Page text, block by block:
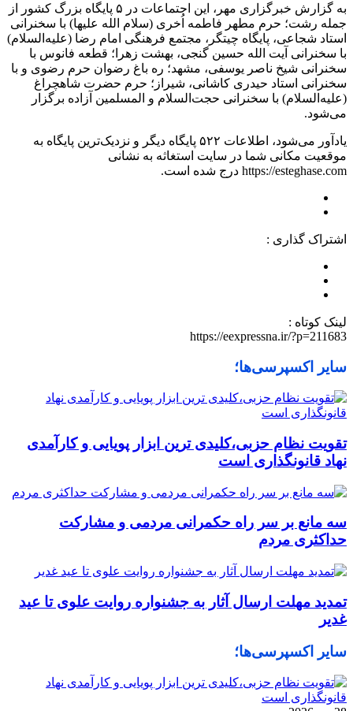
به گزارش خبرگزاری مهر، این اجتماعات در ۵ پایگاه بزرگ کشور از
جمله رشت؛ حرم مطهر فاطمه اُخری (سلام الله علیها) با سخنرانی
استاد شجاعی، پایگاه چیتگر، مجتمع فرهنگی امام رضا (علیه‌السلام)
با سخنرانی آیت الله حسین گنجی، بهشت زهرا؛ قطعه فانوس با
سخنرانی شیخ ناصر یوسفی، مشهد؛ ره باغ رضوان حرم رضوی و با
سخنرانی استاد حیدری کاشانی، شیراز؛ حرم حضرت شاهچراغ
(علیه‌السلام) با سخنرانی حجت‌السلام و المسلمین آزاده برگزار
می‌شود.
یادآور می‌شود، اطلاعات ۵۲۲ پایگاه دیگر و نزدیک‌ترین پایگاه به
موقعیت مکانی شما در سایت استغاثه به نشانی
https://esteghase.com درج شده است.
اشتراک گذاری :
لینک کوتاه :
https://eexpressna.ir/?p=211683
سایر اکسپرسی‌ها؛
تقویت نظام حزبی،کلیدی ترین ابزار پویایی و کارآمدی
نهاد قانونگذاری است
سه مانع بر سر راه حکمرانی مردمی و مشارکت
حداکثری مردم
تمدید مهلت ارسال آثار به جشنواره روایت علوی تا عید
غدیر
سایر اکسپرسی‌ها؛